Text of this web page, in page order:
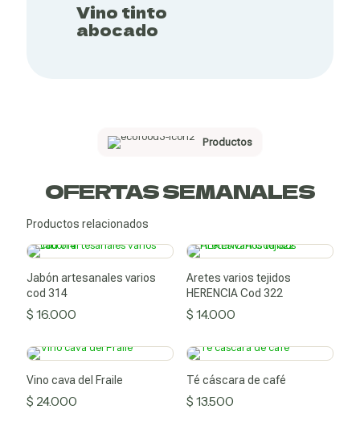
Productos Agroecológicos
Vino tinto
abocado
Productos
OFERTAS SEMANALES
Productos relacionados
Jabón artesanales varios
cod 314
$ 16.000
Aretes varios tejidos
HERENCIA Cod 322
$ 14.000
Vino cava del Fraile
$ 24.000
Té cáscara de café
$ 13.500